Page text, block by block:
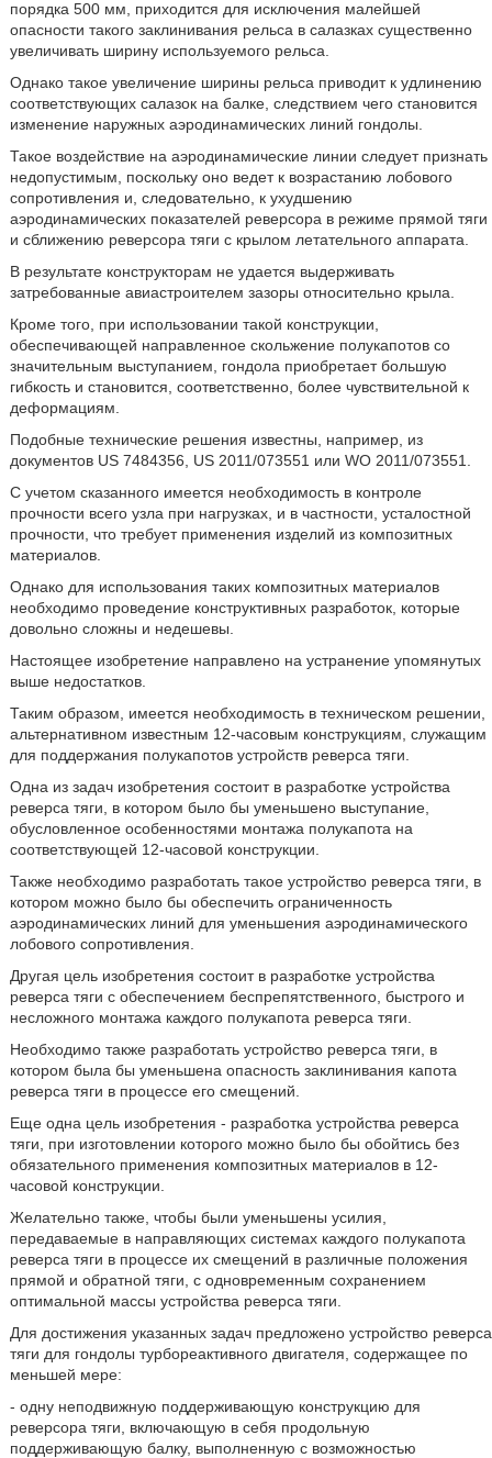
порядка 500 мм, приходится для исключения малейшей
опасности такого заклинивания рельса в салазках существенно
увеличивать ширину используемого рельса.
Однако такое увеличение ширины рельса приводит к удлинению
соответствующих салазок на балке, следствием чего становится
изменение наружных аэродинамических линий гондолы.
Такое воздействие на аэродинамические линии следует признать
недопустимым, поскольку оно ведет к возрастанию лобового
сопротивления и, следовательно, к ухудшению
аэродинамических показателей реверсора в режиме прямой тяги
и сближению реверсора тяги с крылом летательного аппарата.
В результате конструкторам не удается выдерживать
затребованные авиастроителем зазоры относительно крыла.
Кроме того, при использовании такой конструкции,
обеспечивающей направленное скольжение полукапотов со
значительным выступанием, гондола приобретает большую
гибкость и становится, соответственно, более чувствительной к
деформациям.
Подобные технические решения известны, например, из
документов US 7484356, US 2011/073551 или WO 2011/073551.
С учетом сказанного имеется необходимость в контроле
прочности всего узла при нагрузках, и в частности, усталостной
прочности, что требует применения изделий из композитных
материалов.
Однако для использования таких композитных материалов
необходимо проведение конструктивных разработок, которые
довольно сложны и недешевы.
Настоящее изобретение направлено на устранение упомянутых
выше недостатков.
Таким образом, имеется необходимость в техническом решении,
альтернативном известным 12-часовым конструкциям, служащим
для поддержания полукапотов устройств реверса тяги.
Одна из задач изобретения состоит в разработке устройства
реверса тяги, в котором было бы уменьшено выступание,
обусловленное особенностями монтажа полукапота на
соответствующей 12-часовой конструкции.
Также необходимо разработать такое устройство реверса тяги, в
котором можно было бы обеспечить ограниченность
аэродинамических линий для уменьшения аэродинамического
лобового сопротивления.
Другая цель изобретения состоит в разработке устройства
реверса тяги с обеспечением беспрепятственного, быстрого и
несложного монтажа каждого полукапота реверса тяги.
Необходимо также разработать устройство реверса тяги, в
котором была бы уменьшена опасность заклинивания капота
реверса тяги в процессе его смещений.
Еще одна цель изобретения - разработка устройства реверса
тяги, при изготовлении которого можно было бы обойтись без
обязательного применения композитных материалов в 12-
часовой конструкции.
Желательно также, чтобы были уменьшены усилия,
передаваемые в направляющих системах каждого полукапота
реверса тяги в процессе их смещений в различные положения
прямой и обратной тяги, с одновременным сохранением
оптимальной массы устройства реверса тяги.
Для достижения указанных задач предложено устройство реверса
тяги для гондолы турбореактивного двигателя, содержащее по
меньшей мере:
- одну неподвижную поддерживающую конструкцию для
реверсора тяги, включающую в себя продольную
поддерживающую балку, выполненную с возможностью